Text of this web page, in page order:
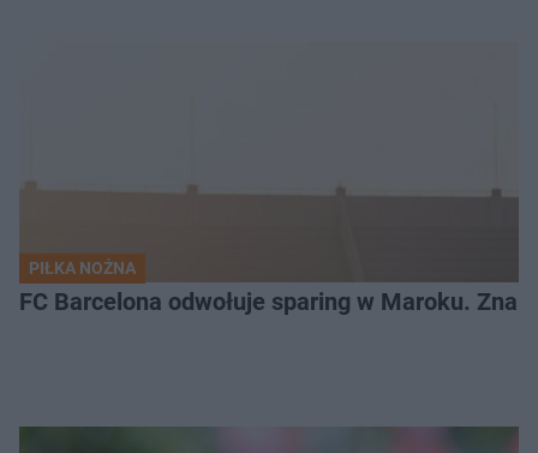
PIŁKA NOŻNA
FC Barcelona odwołuje sparing w Maroku.